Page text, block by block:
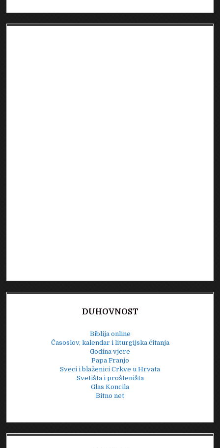
DUHOVNOST
Biblija online
Časoslov, kalendar i liturgijska čitanja
Godina vjere
Papa Franjo
Sveci i blaženici Crkve u Hrvata
Svetišta i prošteništa
Glas Koncila
Bitno net